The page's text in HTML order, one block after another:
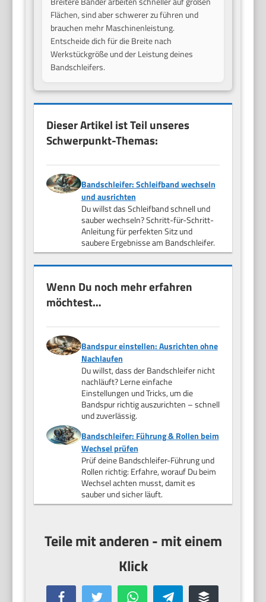
Flächen, sind aber schwerer zu führen und
brauchen mehr Maschinenleistung.
Entscheide dich für die Breite nach
Werkstückgröße und der Leistung deines
Bandschleifers.
Dieser Artikel ist Teil unseres
Schwerpunkt-Themas:
Bandschleifer: Schleifband wechseln
und ausrichten
Du willst das Schleifband schnell und
sauber wechseln? Schritt-für-Schritt-
Anleitung für perfekten Sitz und
saubere Ergebnisse am Bandschleifer.
Wenn Du noch mehr erfahren
möchtest…
Bandspur einstellen: Ausrichten ohne
Nachlaufen
Du willst, dass der Bandschleifer nicht
nachläuft? Lerne einfache
Einstellungen und Tricks, um die
Bandspur richtig auszurichten – schnell
und zuverlässig.
Bandschleifer: Führung & Rollen beim
Wechsel prüfen
Prüf deine Bandschleifer-Führung und
Rollen richtig: Erfahre, worauf Du beim
Wechsel achten musst, damit es
sauber und sicher läuft.
Facebook Twitter WhatsApp Telegram Buffer